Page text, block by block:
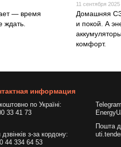
— время
ждать.
11 сентября 2025
Домашняя
и покой. А
комфорт.
информация
по Україні:
33 41 73
з-за кордону:
44 334 64 53
Пошта